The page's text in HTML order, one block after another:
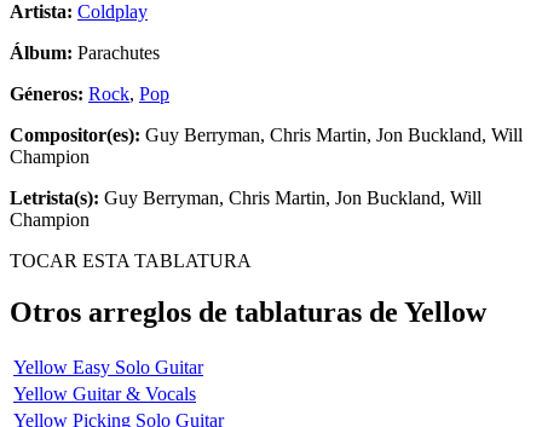
Artista: Coldplay
Álbum: Parachutes
Géneros: Rock, Pop
Compositor(es): Guy Berryman, Chris Martin, Jon Buckland, Will
Champion
Letrista(s): Guy Berryman, Chris Martin, Jon Buckland, Will
Champion
TOCAR ESTA TABLATURA
Otros arreglos de tablaturas de Yellow
Yellow Easy Solo Guitar
Yellow Guitar & Vocals
Yellow Picking Solo Guitar